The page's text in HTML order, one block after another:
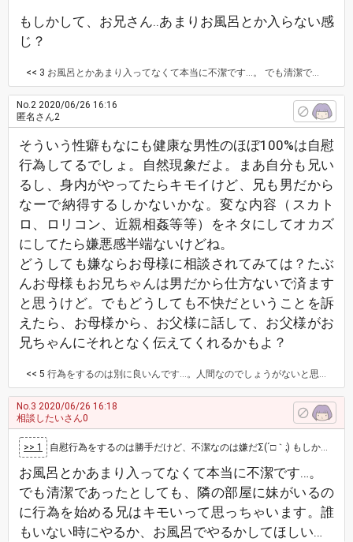
もしかして、お兄さん..あまりお風呂とか入らない感
じ？
<< 3 お風呂とかあまり入ってなくて本当に不潔です…。 でも清潔であったとしても、隣の部屋に妹がいるのに行為を始める兄はキモいって思っちゃいます。誰もいない時にやるか、お風呂でやるかしてほしい…
No.2 2020/06/26 16:16
匿名さん2
そういう性癖もなにも健康な男性のほぼ100%は自慰
行為してるでしょ。自然現象だよ。まあ自分も兄い
るし、身内がやってたらキモイけど、兄も男だから
なーで納得するしかないかな。変な内容（スカト
ロ、ロリコン、近親相姦等等）をネタにしてオカズ
にしてたら嫌悪感半端ないけどね。
どうしても嫌ならお母様に相談されてみては？たぶ
んお母様もお兄ちゃんは男だから仕方ないで済ます
と思うけど。でもどうしても不快だということを訴
えたら、お母様から、お父様に話して、お父様がお
兄ちゃんにそれとなく伝えてくれるかもよ？
<< 5 行為をするのは別に良いんです…。人間なのでしょうがないと思います。 でも、隣の部屋（隣といっても壁はない）に妹がいるのに堂々としちゃうのが気持ち悪いです…。本当に。体験した人じゃないと分からないのかもしれないのですが、本当に耳を塞ぎたくなるほどゾワゾワってします…．。 今は親に話せる勇気が欲しいです。
No.3 2020/06/26 16:18
相談したいさん0
>> 1 自慰行為をするのは勝手だけど、不潔なのは嫌だΣ(´□｀;) もしかして、お兄さん..あまりお風呂とか入らない感じ？
お風呂とかあまり入ってなくて本当に不潔です…。
でも清潔であったとしても、隣の部屋に妹がいるの
に行為を始める兄はキモいって思っちゃいます。誰
もいない時にやるか、お風呂でやるかしてほしい…